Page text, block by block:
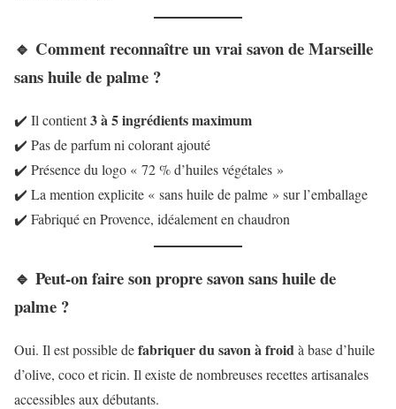
🔹 Comment reconnaître un vrai savon de Marseille
sans huile de palme ?
✔️ Il contient3 à 5 ingrédients maximum
✔️ Pas de parfum ni colorant ajouté
✔️ Présence du logo « 72 % d’huiles végétales »
✔️ La mention explicite « sans huile de palme » sur l’emballage
✔️ Fabriqué en Provence, idéalement en chaudron
🔹 Peut-on faire son propre savon sans huile de
palme ?
Oui. Il est possible defabriquer du savon à froid à base d’huile
d’olive, coco et ricin. Il existe de nombreuses recettes artisanales
accessibles aux débutants.